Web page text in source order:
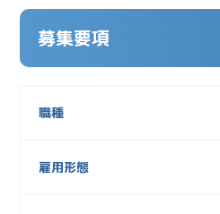
募集要項
職種
雇用形態